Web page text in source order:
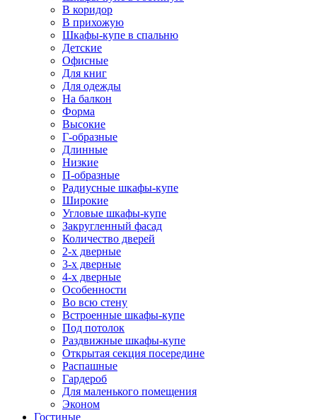
В коридор
В прихожую
Шкафы-купе в спальню
Детские
Офисные
Для книг
Для одежды
На балкон
Форма
Высокие
Г-образные
Длинные
Низкие
П-образные
Радиусные шкафы-купе
Широкие
Угловые шкафы-купе
Закругленный фасад
Количество дверей
2-х дверные
3-х дверные
4-х дверные
Особенности
Во всю стену
Встроенные шкафы-купе
Под потолок
Раздвижные шкафы-купе
Открытая секция посередине
Распашные
Гардероб
Для маленького помещения
Эконом
Гостиные